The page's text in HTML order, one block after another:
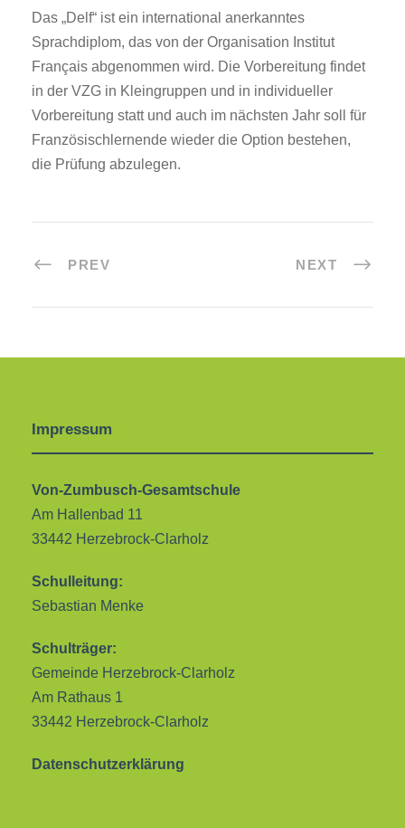
Das „Delf“ ist ein international anerkanntes
Sprachdiplom, das von der Organisation Institut
Français abgenommen wird. Die Vorbereitung findet
in der VZG in Kleingruppen und in individueller
Vorbereitung statt und auch im nächsten Jahr soll für
Französischlernende wieder die Option bestehen,
die Prüfung abzulegen.
PREV NEXT
Impressum
Von-Zumbusch-Gesamtschule
Am Hallenbad 11
33442 Herzebrock-Clarholz
Schulleitung:
Sebastian Menke
Schulträger:
Gemeinde Herzebrock-Clarholz
Am Rathaus 1
33442 Herzebrock-Clarholz
Datenschutzerklärung